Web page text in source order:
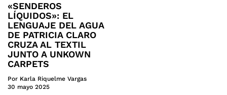
«SENDEROS
LÍQUIDOS»: EL
LENGUAJE DEL AGUA
DE PATRICIA CLARO
CRUZA AL TEXTIL
JUNTO A UNKOWN
CARPETS
Por Karla Riquelme Vargas
30 mayo 2025